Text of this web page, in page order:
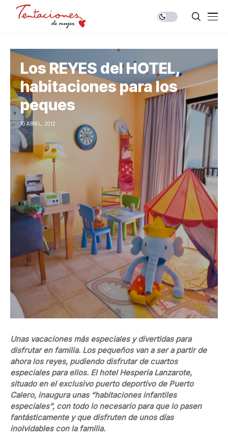
Los REYES del HOTEL,
habitaciones para los
peques
10 ABRIL, 2012
Unas vacaciones más especiales y divertidas para
disfrutar en familia. Los pequeños van a ser a partir de
ahora los reyes, pudiendo disfrutar de cuartos
especiales para ellos. El hotel Hesperia Lanzarote,
situado en el exclusivo puerto deportivo de Puerto
Calero, inaugura unas “habitaciones infantiles
especiales”, con todo lo necesario para que lo pasen
fantásticamente y que disfruten de unos días
inolvidables con la familia.